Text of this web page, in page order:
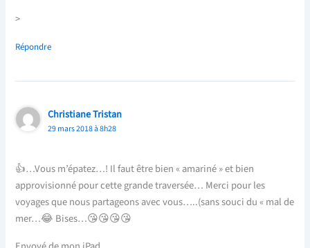
>
Répondre
Christiane Tristan
29 mars 2018 à 8h28
👍…Vous m’épatez…! Il faut être bien « amariné » et bien
approvisionné pour cette grande traversée… Merci pour les
voyages que nous partageons avec vous…..(sans souci du « mal de
mer…😂 Bises…😘😘😘😘